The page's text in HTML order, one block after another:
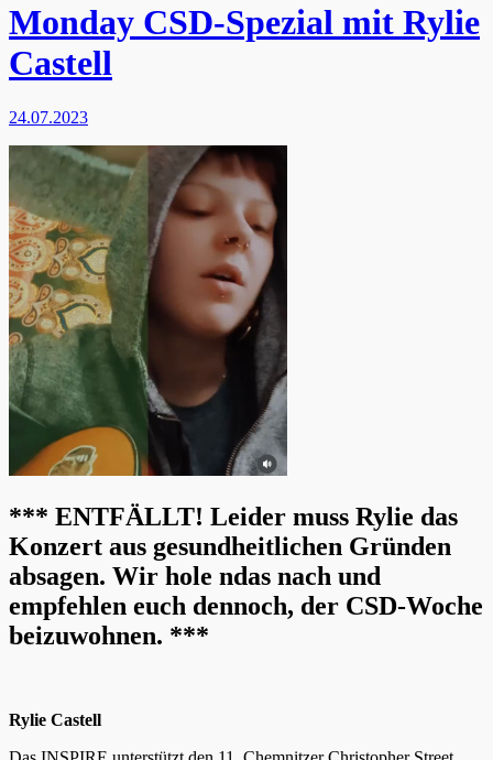
Monday CSD-Spezial mit Rylie
Castell
24.07.2023
*** ENTFÄLLT! Leider muss Rylie das
Konzert aus gesundheitlichen Gründen
absagen. Wir hole ndas nach und
empfehlen euch dennoch, der CSD-Woche
beizuwohnen. ***
Rylie Castell